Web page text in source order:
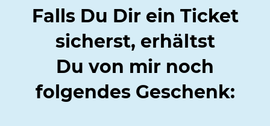
Falls Du Dir ein Ticket
sicherst, erhältst
Du von mir noch
folgendes Geschenk: